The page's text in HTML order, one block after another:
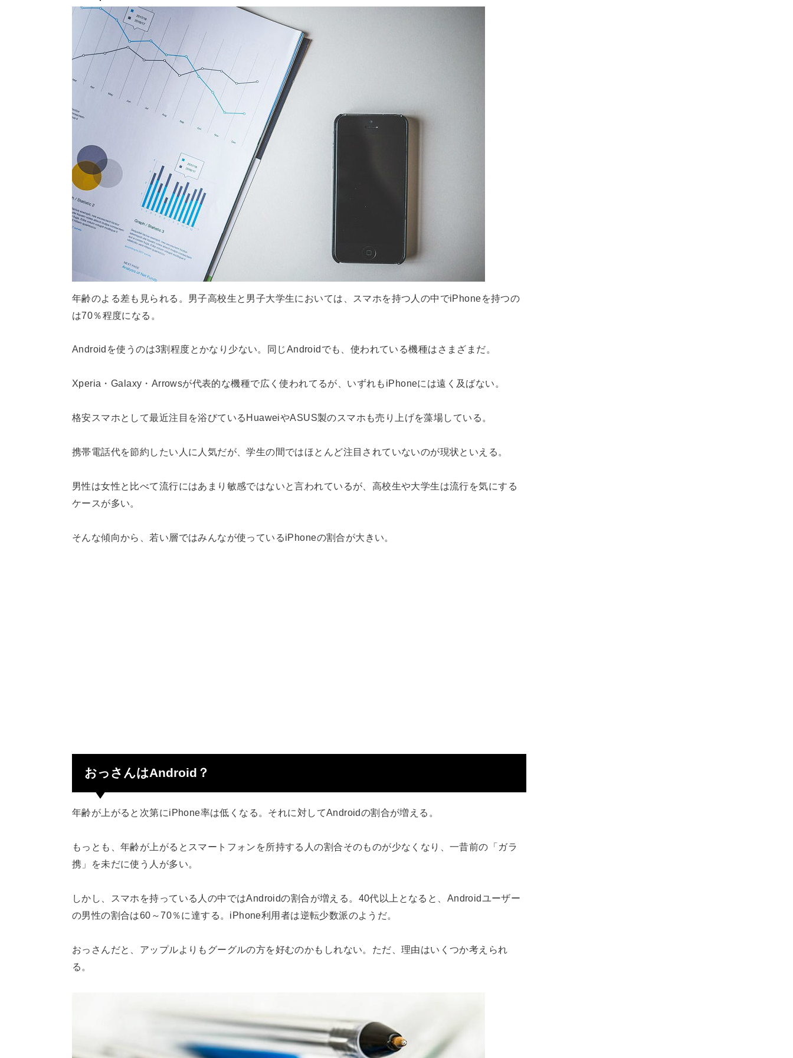
年齢のよる差も見られる。男子高校生と男子大学生においては、スマホを持つ人の中でiPhoneを持つの
は70％程度になる。
Androidを使うのは3割程度とかなり少ない。同じAndroidでも、使われている機種はさまざまだ。
Xperia・Galaxy・Arrowsが代表的な機種で広く使われてるが、いずれもiPhoneには遠く及ばない。
格安スマホとして最近注目を浴びているHuaweiやASUS製のスマホも売り上げを藻場している。
携帯電話代を節約したい人に人気だが、学生の間ではほとんど注目されていないのが現状といえる。
男性は女性と比べて流行にはあまり敏感ではないと言われているが、高校生や大学生は流行を気にする
ケースが多い。
そんな傾向から、若い層ではみんなが使っているiPhoneの割合が大きい。
おっさんはAndroid？
年齢が上がると次第にiPhone率は低くなる。それに対してAndroidの割合が増える。
もっとも、年齢が上がるとスマートフォンを所持する人の割合そのものが少なくなり、一昔前の「ガラ
携」を未だに使う人が多い。
しかし、スマホを持っている人の中ではAndroidの割合が増える。40代以上となると、Androidユーザー
の男性の割合は60～70％に達する。iPhone利用者は逆転少数派のようだ。
おっさんだと、アップルよりもグーグルの方を好むのかもしれない。ただ、理由はいくつか考えられ
る。